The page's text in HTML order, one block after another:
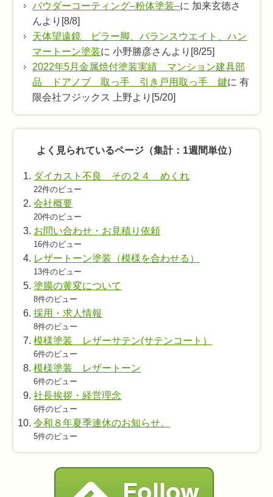
パウダーコーティング–粉体塗装–に 加来玄徳さ
んより[8/8]
天体望遠鏡 ピラー脚、バランスウエイト、ハン
マートーン塗装に 小野勝彦さんより[8/25]
2022年5月金属焼付塗装実績 マンション建具部
品 ドアノブ 取っ手 引き戸用取っ手 鍵に 有
限会社フジックス 上野より[5/20]
よく見られているページ（集計：1週間単位）
ダイカスト不良 その２４ めくれ
22件のビュー
会社概要
20件のビュー
お問い合わせ・お見積り依頼
16件のビュー
レザートーン塗装（模様を合わせる）
13件のビュー
塗膜の黄変について
8件のビュー
採用・求人情報
8件のビュー
模様塗装 レザーサテン(サテンコート）
6件のビュー
模様塗装 レザートーン
6件のビュー
社長挨拶・経営理念
6件のビュー
令和８年夏季連休のお知らせ。
5件のビュー